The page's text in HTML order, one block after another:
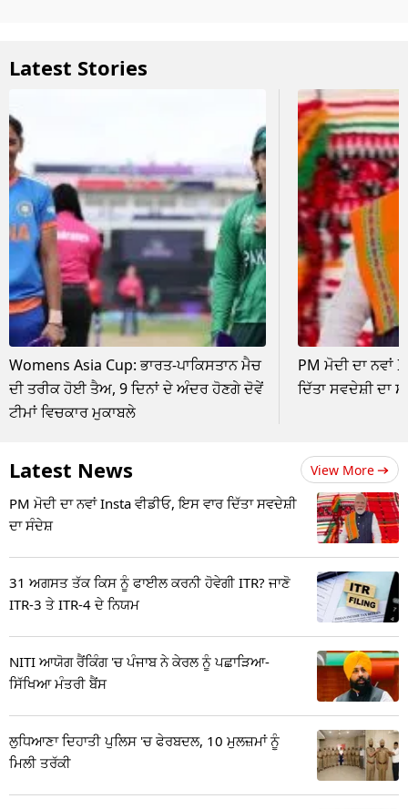
Latest Stories
Womens Asia Cup: ਭਾਰਤ-ਪਾਕਿਸਤਾਨ ਮੈਚ
ਦੀ ਤਰੀਕ ਹੋਈ ਤੈਅ, 9 ਦਿਨਾਂ ਦੇ ਅੰਦਰ ਹੋਣਗੇ ਦੋਵੇਂ
ਟੀਮਾਂ ਵਿਚਕਾਰ ਮੁਕਾਬਲੇ
PM ਮੋਦੀ ਦਾ ਨਵਾਂ
ਦਿੱਤਾ ਸਵਦੇਸ਼ੀ ਦਾ
Latest News View More
PM ਮੋਦੀ ਦਾ ਨਵਾਂ Insta ਵੀਡੀਓ, ਇਸ ਵਾਰ ਦਿੱਤਾ ਸਵਦੇਸ਼ੀ
ਦਾ ਸੰਦੇਸ਼
31 ਅਗਸਤ ਤੱਕ ਕਿਸ ਨੂੰ ਫਾਈਲ ਕਰਨੀ ਹੋਵੇਗੀ ITR? ਜਾਣੋ
ITR-3 ਤੇ ITR-4 ਦੇ ਨਿਯਮ
NITI ਆਯੋਗ ਰੈਂਕਿੰਗ 'ਚ ਪੰਜਾਬ ਨੇ ਕੇਰਲ ਨੂੰ ਪਛਾੜਿਆ-
ਸਿੱਖਿਆ ਮੰਤਰੀ ਬੈਂਸ
ਲੁਧਿਆਣਾ ਦਿਹਾਤੀ ਪੁਲਿਸ 'ਚ ਫੇਰਬਦਲ, 10 ਮੁਲਜ਼ਮਾਂ ਨੂੰ
ਮਿਲੀ ਤਰੱਕੀ